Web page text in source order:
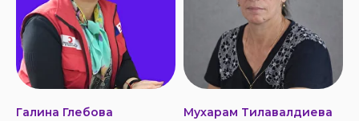
Галина Глебова Мухарам Тилавалдиева